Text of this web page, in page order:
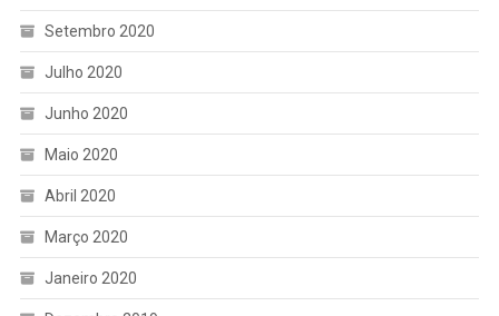
Setembro 2020
Julho 2020
Junho 2020
Maio 2020
Abril 2020
Março 2020
Janeiro 2020